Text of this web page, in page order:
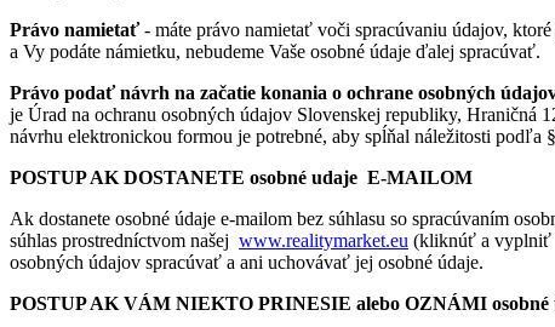
Právo namietať- máte právo namietať voči spracúvaniu údajov,
a Vy podáte námietku, nebudeme Vaše osobné údaje ďalej spracúvať.
Právo podať návrh na začatie konania o ochrane osobných
je Úrad na ochranu osobných údajov Slovenskej republiky, Hraničná
návrhu elektronickou formou je potrebné, aby spĺňal náležitosti
POSTUP AK DOSTANETE osobné udaje E-MAILOM
Ak dostanete osobné údaje e-mailom bez súhlasu so spracúvaním
súhlas prostredníctvom našej www.realitymarket.eu (kliknúť a vyplniť
osobných údajov spracúvať a ani uchovávať jej osobné údaje.
POSTUP AK VÁM NIEKTO PRINESIE alebo OZNÁMI osobné